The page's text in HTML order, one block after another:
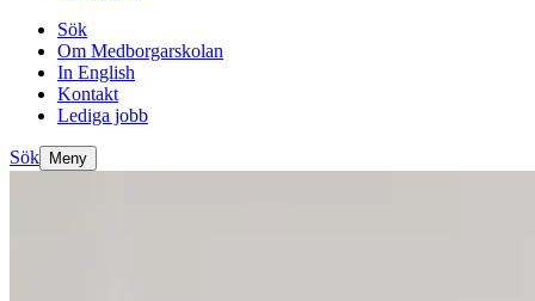
Sök
Om Medborgarskolan
In English
Kontakt
Lediga jobb
Sök Meny